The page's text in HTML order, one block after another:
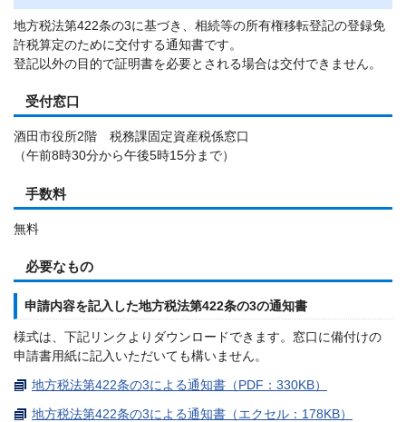
地方税法第422条の3に基づき、相続等の所有権移転登記の登録免
許税算定のために交付する通知書です。
登記以外の目的で証明書を必要とされる場合は交付できません。
受付窓口
酒田市役所2階 税務課固定資産税係窓口
（午前8時30分から午後5時15分まで）
手数料
無料
必要なもの
申請内容を記入した地方税法第422条の3の通知書
様式は、下記リンクよりダウンロードできます。窓口に備付けの
申請書用紙に記入いただいても構いません。
地方税法第422条の3による通知書（PDF：330KB）
地方税法第422条の3による通知書（エクセル：178KB）